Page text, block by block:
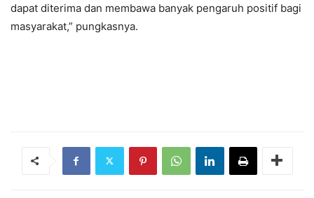
dapat diterima dan membawa banyak pengaruh positif bagi
masyarakat,” pungkasnya.